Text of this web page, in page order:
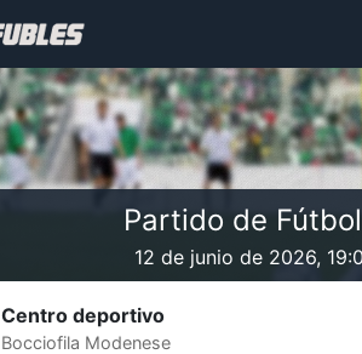
Partido de
12 de junio de 2026,
Centro deportivo
Bocciofila Modenese